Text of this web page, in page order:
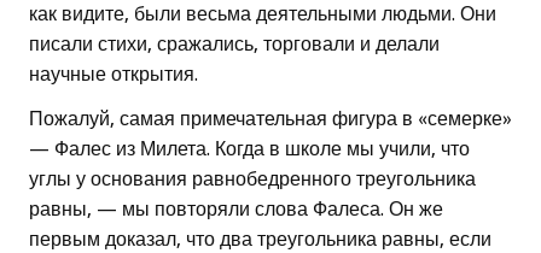
как видите, были весьма деятельными людьми. Они
писали стихи, сражались, торговали и делали
научные открытия.
Пожалуй, самая примечательная фигура в «семерке»
— Фалес из Милета. Когда в школе мы учили, что
углы у основания равнобедренного треугольника
равны, — мы повторяли слова Фалеса. Он же
первым доказал, что два треугольника равны, если